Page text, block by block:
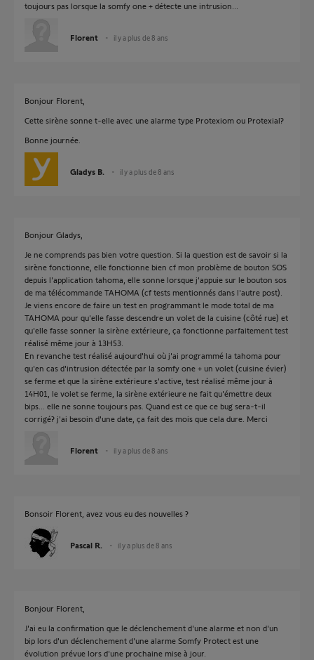
toujours pas lorsque la somfy one + détecte une intrusion...
Florent il y a plus de 8 ans
Bonjour Florent,
Cette sirène sonne t-elle avec une alarme type Protexiom ou Protexial?
Bonne journée.
Gladys B. il y a plus de 8 ans
Bonjour Gladys,
Je ne comprends pas bien votre question. Si la question est de savoir si la
sirène fonctionne, elle fonctionne bien cf mon problème de bouton SOS
depuis l'application tahoma, elle sonne lorsque j'appuie sur le bouton sos
de ma télécommande TAHOMA (cf tests mentionnés dans l'autre post).
Je viens encore de faire un test en programmant le mode total de ma
TAHOMA pour qu'elle fasse descendre un volet de la cuisine (côté rue) et
qu'elle fasse sonner la sirène extérieure, ça fonctionne parfaitement test
réalisé même jour à 13H53.
En revanche test réalisé aujourd'hui où j'ai programmé la tahoma pour
qu'en cas d'intrusion détectée par la somfy one + un volet (cuisine évier)
se ferme et que la sirène extérieure s'active, test réalisé même jour à
14H01, le volet se ferme, la sirène extérieure ne fait qu'émettre deux
bips... elle ne sonne toujours pas. Quand est ce que ce bug sera-t-il
corrigé? j'ai besoin d'une date, ça fait des mois que cela dure. Merci
Florent il y a plus de 8 ans
Bonsoir Florent, avez vous eu des nouvelles ?
Pascal R. il y a plus de 8 ans
Bonjour Florent,
J'ai eu la confirmation que le déclenchement d'une alarme et non d'un
bip lors d'un déclenchement d'une alarme Somfy Protect est une
évolution prévue lors d'une prochaine mise à jour.